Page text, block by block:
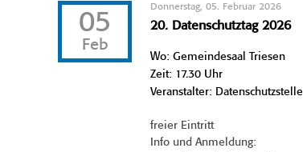
05
Feb
Donnerstag, 05. Februar 2026
20. Datenschutztag 2026
Wo: Gemeindesaal Triesen
Zeit: 17.30 Uhr
Veranstalter: Datenschutzstelle
freier Eintritt
Info und Anmeldung: